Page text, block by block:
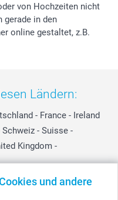
und andere
von Hochzeiten nicht
gerade in den
online gestaltet, z.B.
Ländern:
- France - Ireland
Schweiz - Suisse -
Kingdom -